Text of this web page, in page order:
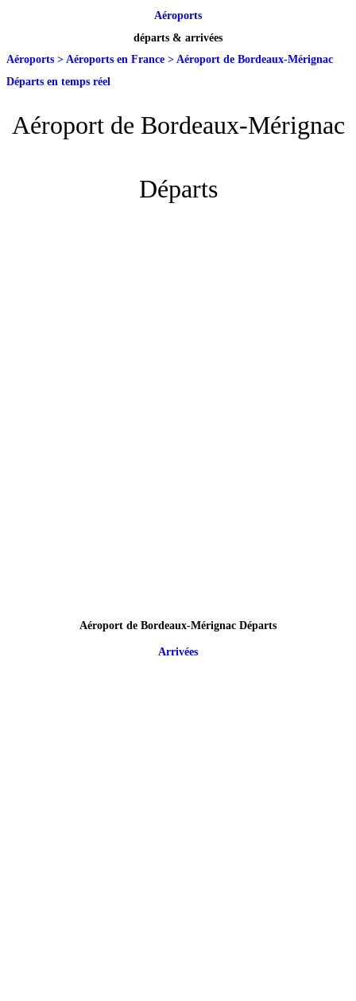
Aéroports
départs & arrivées
Aéroports > Aéroports en France > Aéroport de Bordeaux-Mérignac
Départs en temps réel
Aéroport de Bordeaux-Mérignac
Départs
Aéroport de Bordeaux-Mérignac Départs
Arrivées